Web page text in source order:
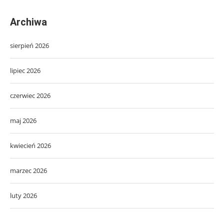
Archiwa
sierpień 2026
lipiec 2026
czerwiec 2026
maj 2026
kwiecień 2026
marzec 2026
luty 2026